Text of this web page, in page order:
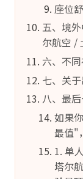
座位
五、境
尔航空 /
六、不
七、关
八、最
如果
最值"
1. 单
塔尔